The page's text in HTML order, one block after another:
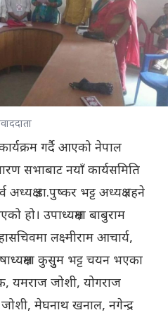
कार्यक्रम गर्दै आएको नेपाल
सभाबाट नयाँ कार्यसमिति
डा.पुष्कर भट्ट अध्यक्ष रहने
हो। उपाध्यक्षमा बाबुराम
लक्ष्मीराम आचार्य,
कुसुुम भट्ट चयन भएका
यमराज जोशी, योगराज
जोशी, मेघनाथ खनाल, नगेन्द्र